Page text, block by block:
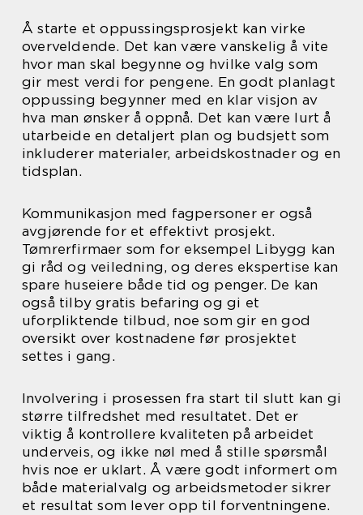
Å starte et oppussingsprosjekt kan virke
overveldende. Det kan være vanskelig å vite
hvor man skal begynne og hvilke valg som
gir mest verdi for pengene. En godt planlagt
oppussing begynner med en klar visjon av
hva man ønsker å oppnå. Det kan være lurt å
utarbeide en detaljert plan og budsjett som
inkluderer materialer, arbeidskostnader og en
tidsplan.
Kommunikasjon med fagpersoner er også
avgjørende for et effektivt prosjekt.
Tømrerfirmaer som for eksempel Libygg kan
gi råd og veiledning, og deres ekspertise kan
spare huseiere både tid og penger. De kan
også tilby gratis befaring og gi et
uforpliktende tilbud, noe som gir en god
oversikt over kostnadene før prosjektet
settes i gang.
Involvering i prosessen fra start til slutt kan gi
større tilfredshet med resultatet. Det er
viktig å kontrollere kvaliteten på arbeidet
underveis, og ikke nøl med å stille spørsmål
hvis noe er uklart. Å være godt informert om
både materialvalg og arbeidsmetoder sikrer
et resultat som lever opp til forventningene.